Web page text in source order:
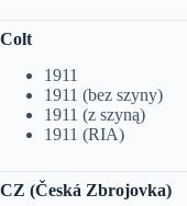
Colt
1911
1911 (bez szyny)
1911 (z szyną)
1911 (RIA)
CZ (Česká Zbrojovka)